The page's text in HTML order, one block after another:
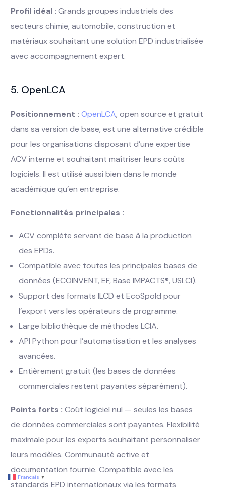
Profil idéal : Grands groupes industriels des
secteurs chimie, automobile, construction et
matériaux souhaitant une solution EPD industrialisée
avec accompagnement expert.
5. OpenLCA
Positionnement : OpenLCA, open source et gratuit
dans sa version de base, est une alternative crédible
pour les organisations disposant d’une expertise
ACV interne et souhaitant maîtriser leurs coûts
logiciels. Il est utilisé aussi bien dans le monde
académique qu’en entreprise.
Fonctionnalités principales :
ACV complète servant de base à la production
des EPDs.
Compatible avec toutes les principales bases de
données (ECOINVENT, EF, Base IMPACTS®, USLCI).
Support des formats ILCD et EcoSpold pour
l’export vers les opérateurs de programme.
Large bibliothèque de méthodes LCIA.
API Python pour l’automatisation et les analyses
avancées.
Entièrement gratuit (les bases de données
commerciales restent payantes séparément).
Points forts : Coût logiciel nul — seules les bases
de données commerciales sont payantes. Flexibilité
maximale pour les experts souhaitant personnaliser
leurs modèles. Communauté active et
documentation fournie. Compatible avec les
standards EPD internationaux via les formats
Demander une démo
Français ▼